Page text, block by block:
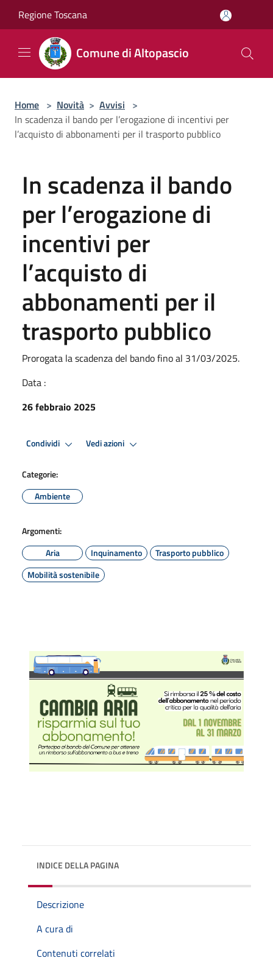
Regione Toscana
Comune di Altopascio
Home > Novità > Avvisi >
In scadenza il bando per l’erogazione di incentivi per
l’acquisto di abbonamenti per il trasporto pubblico
In scadenza il bando
per l’erogazione di
incentivi per
l’acquisto di
abbonamenti per il
trasporto pubblico
Prorogata la scadenza del bando fino al 31/03/2025.
Data :
26 febbraio 2025
Condividi Vedi azioni
Categorie:
Ambiente
Argomenti:
Aria
Inquinamento
Trasporto pubblico
Mobilità sostenibile
INDICE DELLA PAGINA
Descrizione
A cura di
Contenuti correlati